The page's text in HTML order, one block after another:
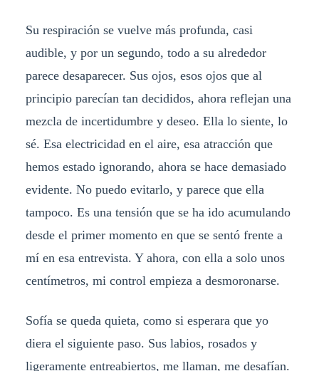
Su respiración se vuelve más profunda, casi
audible, y por un segundo, todo a su alrededor
parece desaparecer. Sus ojos, esos ojos que al
principio parecían tan decididos, ahora reflejan una
mezcla de incertidumbre y deseo. Ella lo siente, lo
sé. Esa electricidad en el aire, esa atracción que
hemos estado ignorando, ahora se hace demasiado
evidente. No puedo evitarlo, y parece que ella
tampoco. Es una tensión que se ha ido acumulando
desde el primer momento en que se sentó frente a
mí en esa entrevista. Y ahora, con ella a solo unos
centímetros, mi control empieza a desmoronarse.
Sofía se queda quieta, como si esperara que yo
diera el siguiente paso. Sus labios, rosados y
ligeramente entreabiertos, me llaman, me desafían.